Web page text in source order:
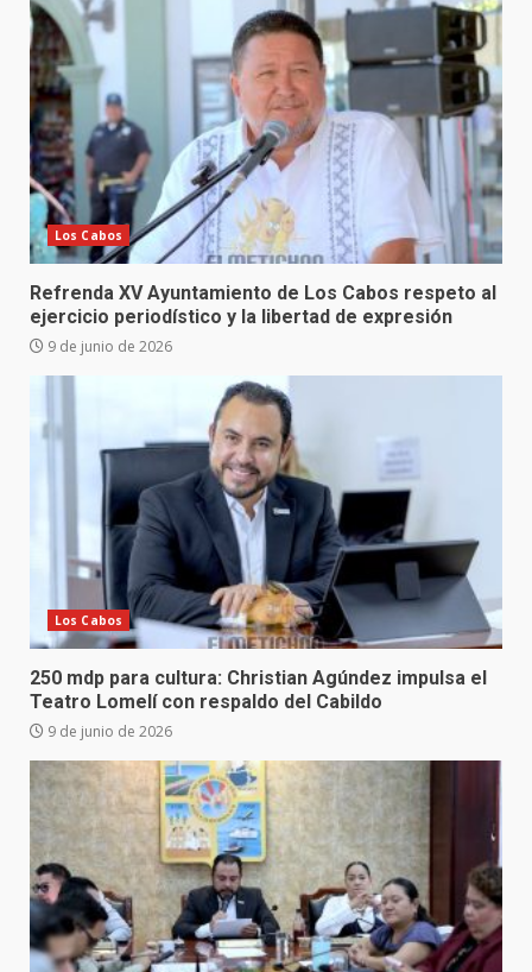
Los Cabos
Refrenda XV Ayuntamiento de Los Cabos respeto al
ejercicio periodístico y la libertad de expresión
9 de junio de 2026
Los Cabos
250 mdp para cultura: Christian Agúndez impulsa el
Teatro Lomelí con respaldo del Cabildo
9 de junio de 2026